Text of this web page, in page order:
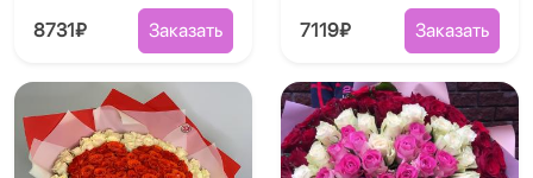
8731₽ Заказать 7119₽ Заказать